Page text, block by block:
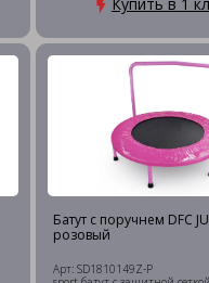
Батут с поручнем DFC
розовый
Арт: SD1810149Z-P